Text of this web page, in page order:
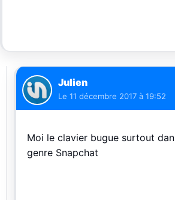
Julien
Le 11 décembre 2017 à 19:52
Moi le clavier bugue surtout
genre Snapchat